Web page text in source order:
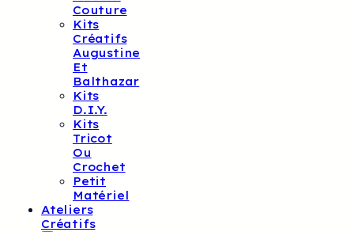
Couture
Kits
Créatifs
Augustine
Et
Balthazar
Kits
D.I.Y.
Kits
Tricot
Ou
Crochet
Petit
Matériel
Ateliers
Créatifs